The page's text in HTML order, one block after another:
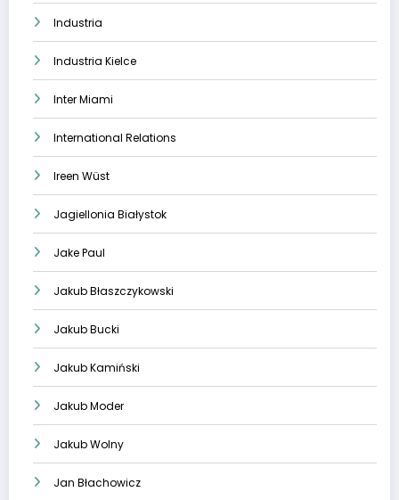
Industria
Industria Kielce
Inter Miami
International Relations
Ireen Wüst
Jagiellonia Białystok
Jake Paul
Jakub Błaszczykowski
Jakub Bucki
Jakub Kamiński
Jakub Moder
Jakub Wolny
Jan Błachowicz